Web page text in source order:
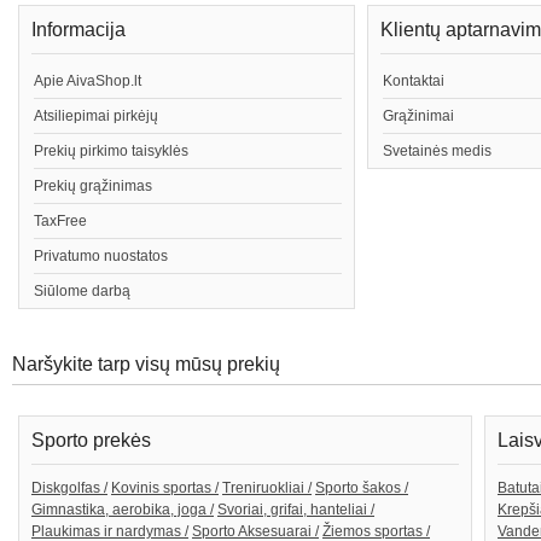
Informacija
Apie AivaShop.lt
Atsiliepimai pirkėjų
Prekių pirkimo taisyklės
Prekių grąžinimas
TaxFree
Privatumo nuostatos
Siūlome darbą
Klientų
Kontaktai
Grąžinimai
Svetainės medis
Naršykite tarp visų mūsų prekių
Sporto prekės
Diskgolfas / Kovinis sportas / Treniruokliai / Sporto šakos /
Gimnastika, aerobika, joga / Svoriai, grifai, hanteliai /
Plaukimas ir nardymas / Sporto Aksesuarai / Žiemos sportas /